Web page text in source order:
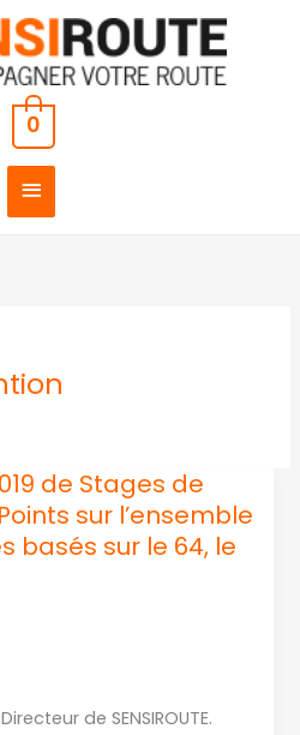
MENU
PRINCIPAL
0
de Stages de
sur l’ensemble
basés sur le 64, le
de SENSIROUTE.